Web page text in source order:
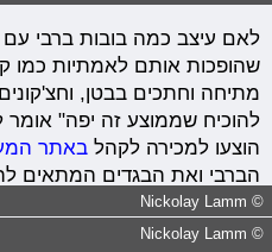
לאם עיצב כמה בובות ברבי
שהופכות אותם לאמתיות כמו
מתיחה וחתכים בבטן,
להוכיח שממוצע זה יפה"
הוצעו למכירה לקהלבאתר
הברבי ואת הבגדים המתאים
© Nickolay Lamm
© Nickolay Lamm